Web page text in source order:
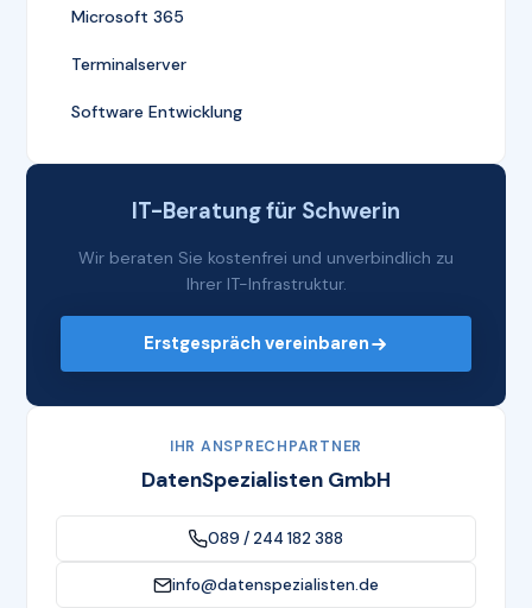
Microsoft 365
Terminalserver
Software Entwicklung
IT-Beratung für Schwerin
Wir beraten Sie kostenfrei und unverbindlich zu
Ihrer IT-Infrastruktur.
Erstgespräch vereinbaren
IHR ANSPRECHPARTNER
DatenSpezialisten GmbH
089 / 244 182 388
info@datenspezialisten.de